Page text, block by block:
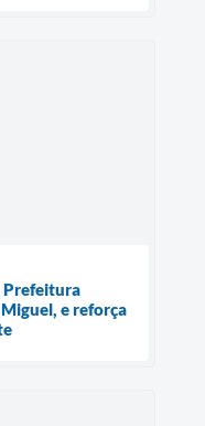
Prefeitura
e reforça